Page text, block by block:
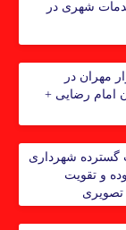
شهری در
مهران در
امام رضایی +
گسترده شهرداری
و تقویت